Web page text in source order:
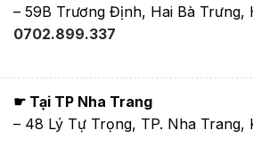
– 59B Trương Định, Hai Bà Trưng,
0702.899.337
☛ Tại TP Nha Trang
– 48 Lý Tự Trọng, TP. Nha Trang,